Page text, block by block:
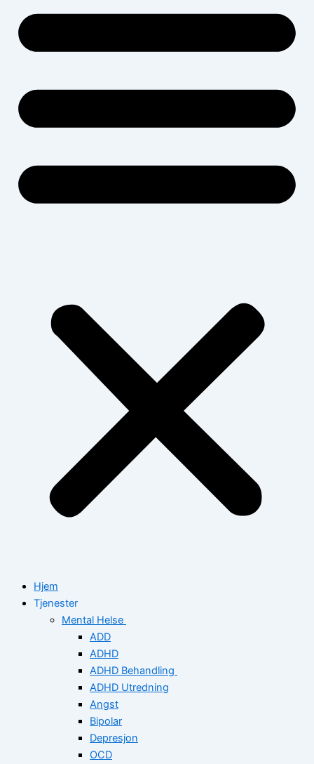
Hjem
Tjenester
Mental Helse
ADD
ADHD
ADHD Behandling
ADHD Utredning
Angst
Bipolar
Depresjon
OCD